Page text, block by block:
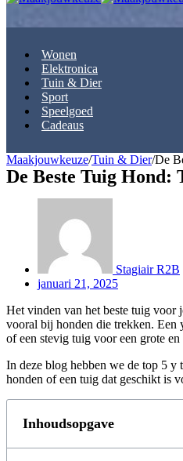
Wonen
Elektronica
Tuin & Dier
Sport
Speelgoed
Cadeaus
Maakjouwkeuze/Tuin & Dier/De
De Beste Tuig Hond:
Stagiair R2B
januari 21, 2025
Het vinden van het beste tuig voor
vooral bij honden die trekken. Een
of een stevig tuig voor een grote
In deze blog hebben we de top 5 y
honden of een tuig dat geschikt is
Inhoudsopgave